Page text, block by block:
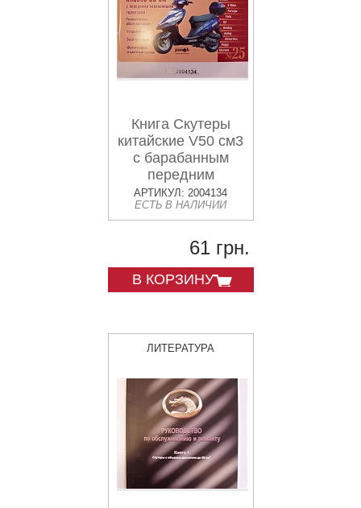
Книга Скутеры
китайские V50 см3
с барабанным
передним
тормозом
АРТИКУЛ: 2004134
ЕСТЬ В НАЛИЧИИ
61 грн.
В КОРЗИНУ
ЛИТЕРАТУРА